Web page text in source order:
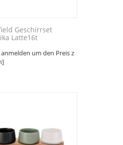
Geschirrset
Latte16t
um den Preis z